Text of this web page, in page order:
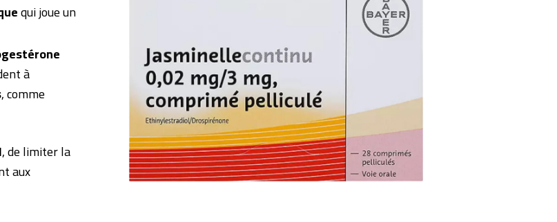
qui joue un
à
, comme
, de limiter la
aux